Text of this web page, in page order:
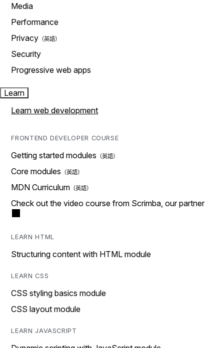
Media
Performance
Privacy
Security
Progressive web apps
Learn
Learn web development
FRONTEND DEVELOPER COURSE
Getting started modules
Core modules
MDN Curriculum
Check out the video course from Scrimba, our partner
LEARN HTML
Structuring content with HTML module
LEARN CSS
CSS styling basics module
CSS layout module
LEARN JAVASCRIPT